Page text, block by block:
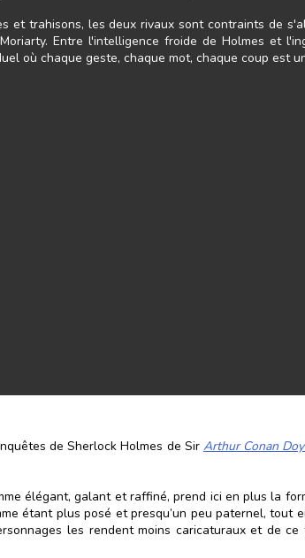
et trahisons, les deux rivaux sont contraints de
Entre l'intelligence froide de Holmes et
où chaque geste, chaque mot, chaque coup est
de Sherlock Holmes de Sir Arthur Conan
élégant, galant et raffiné, prend ici en plus la
étant plus posé et presqu’un peu paternel, tout
les rendent moins caricaturaux et de